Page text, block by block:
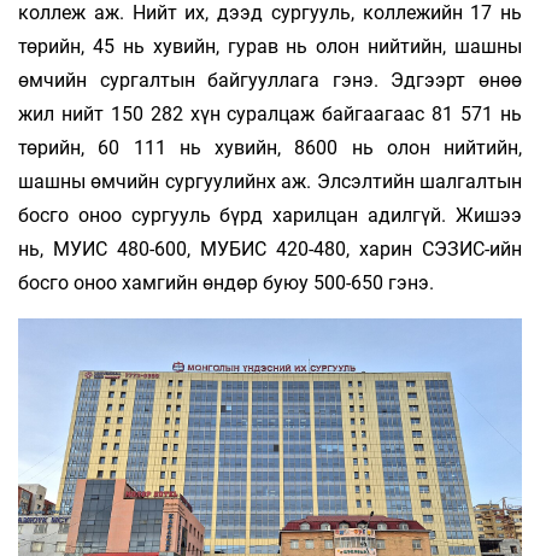
коллеж аж. Нийт их, дээд сургууль, коллежийн 17 нь
төрийн, 45 нь хувийн, гурав нь олон нийтийн, шашны
өмчийн сургалтын байгууллага гэнэ. Эдгээрт өнөө
жил нийт 150 282 хүн суралцаж байгаагаас 81 571 нь
төрийн, 60 111 нь хувийн, 8600 нь олон нийтийн,
шашны өмчийн сургуулийнх аж. Элсэлтийн шалгалтын
босго оноо сургууль бүрд харилцан адилгүй. Жишээ
нь, МУИС 480-600, МУБИС 420-480, харин СЭЗИС-ийн
босго оноо хамгийн өндөр буюу 500-650 гэнэ.